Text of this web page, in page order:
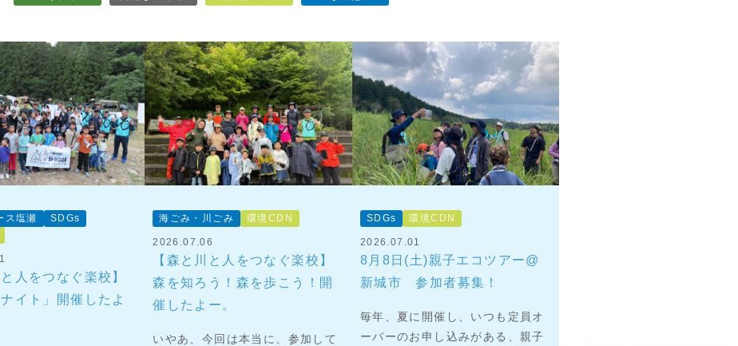
ス塩瀬
SDGs
と人をつなぐ楽校】
ナイト」開催したよ
海ごみ・川ごみ 環境CDN
2026.07.06
【森と川と人をつなぐ楽校】
森を知ろう！森を歩こう！開
催したよー。
いやあ、今回は本当に、参加して
SDGs 環境CDN
2026.07.01
8月8日(土)親子エコツアー@
新城市 参加者募集！
毎年、夏に開催し、いつも定員オ
ーバーのお申し込みがある、親子